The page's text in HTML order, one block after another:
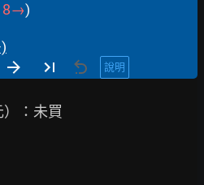
8→)
說明
：未買